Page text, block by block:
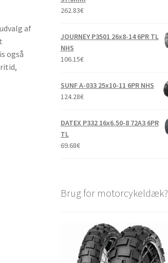
af
også
262.83€
JOURNEY P3501 26x8-14 6PR TL
NHS
106.15€
SUNF A-033 25x10-11 6PR NHS
124.28€
DATEX P332 16x6.50-8 72A3 6PR
TL
69.68€
Brug for motorcykeldæk?